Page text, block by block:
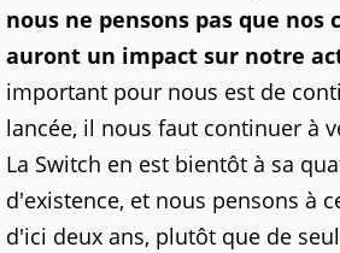
nous ne pensons pas que nos
auront un impact sur notre
important pour nous est de
lancée, il nous faut continuer à
La Switch en est bientôt à sa
d'existence, et nous pensons à
d'ici deux ans, plutôt que de